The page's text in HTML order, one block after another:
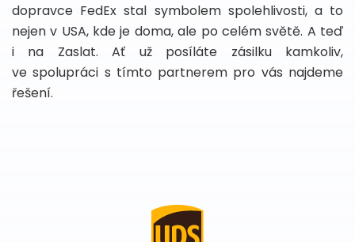
dopravce FedEx stal symbolem spolehlivosti, a to
nejen v USA, kde je doma, ale po celém světě. A teď
i na Zaslat. Ať už posíláte zásilku kamkoliv,
ve spolupráci s tímto partnerem pro vás najdeme
řešení.